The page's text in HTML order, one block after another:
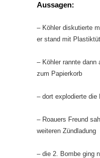
Aussagen:
– Köhler diskutierte
er stand mit
– Köhler rannte dann
zum Papierkorb
– dort explodierte die
– Roauers Freund
weiteren Zündladung
– die 2. Bombe ging